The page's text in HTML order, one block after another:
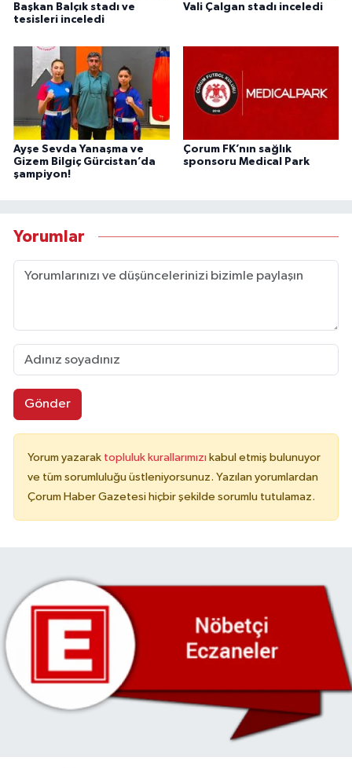
Başkan Balçık stadı ve
tesisleri inceledi
Vali Çalgan stadı inceledi
Ayşe Sevda Yanaşma ve
Gizem Bilgiç Gürcistan’da
şampiyon!
Çorum FK’nın sağlık
sponsoru Medical Park
Yorumlar
Gönder
Yorum yazarak topluluk kurallarımızı kabul etmiş bulunuyor
ve tüm sorumluluğu üstleniyorsunuz. Yazılan yorumlardan
Çorum Haber Gazetesi hiçbir şekilde sorumlu tutulamaz.